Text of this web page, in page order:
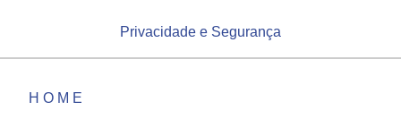
Privacidade e Segurança
HOME